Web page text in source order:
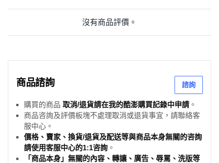
沒有商品評價。
商品諮詢 諮詢
購買的商品 取消/退貨請在我的酷澎購買記錄中申請 。
商品咨詢及評價板塊不處理取消或退貨事宜，請聯絡客
服中心。
價格、賣家、換貨/退貨及配送等與商品本身無關的咨詢
請使用客服中心的1:1咨詢 。
「商品本身」無關的內容、轉讓、廣告、辱罵、洗版等